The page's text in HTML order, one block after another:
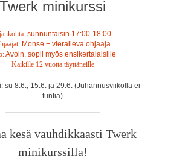
Twerk minikurssi
sunnuntaisin 17:00-18:00
Monse + vieraileva ohjaaja
Avoin, sopii myös ensikertalaisille
Kaikille 12 vuotta täyttäneille
su 8.6., 15.6. ja 29.6. (Juhannusviikolla ei
tuntia)
kesä vauhdikkaasti Twerk
minikurssilla!